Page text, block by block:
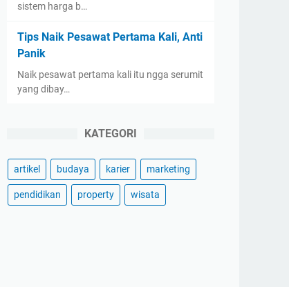
sistem harga b…
Tips Naik Pesawat Pertama Kali, Anti
Panik
Naik pesawat pertama kali itu ngga serumit
yang dibay…
KATEGORI
artikel budaya karier marketing
pendidikan property wisata